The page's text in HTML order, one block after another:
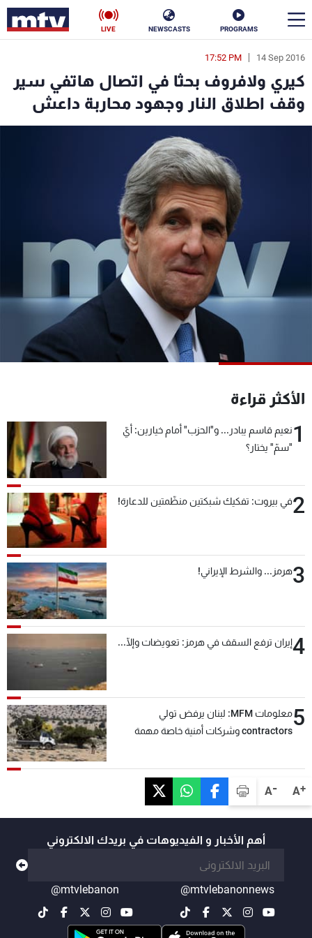
PROGRAMS
NEWSCASTS
LIVE
A+
A-
14 Sep 2016
17:52 PM
كيري ولافروف بحثا في اتصال هاتفي سير
وقف اطلاق النار وجهود محاربة داعش
الأكثر قراءة
1نعيم قاسم يبادر... و"الحزب" أمام خيارين: أيّ
"سمّ" يختار؟
2في بيروت: تفكيك شبكتين منظّمتين للدعارة!
3هرمز... والشرط الإيراني!
4إيران ترفع السقف في هرمز: تعويضات وإلّا...
5
معلومات MFM: لبنان يرفض تولي
contractors وشركات أمنية خاصة مهمة
أهم الأخبار و الفيديوهات في بريدك الالكتروني
@mtvlebanonnews
@mtvlebanon
en
الأخبار
سياسة ناس
فن
رياضة
البرامج
جدول البرامج
شاهد البرامج
عن MTV
الإنـتـاج
شروط الإسـتخدام
سياسة الخصوصية